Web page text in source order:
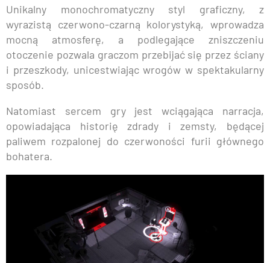
Unikalny monochromatyczny styl graficzny, z
wyrazistą czerwono-czarną kolorystyką, wprowadza
mocną atmosferę, a podlegające zniszczeniu
otoczenie pozwala graczom przebijać się przez ściany
i przeszkody, unicestwiając wrogów w spektakularny
sposób.
Natomiast sercem gry jest wciągająca narracja,
opowiadająca historię zdrady i zemsty, będącej
paliwem rozpalonej do czerwoności furii głównego
bohatera.